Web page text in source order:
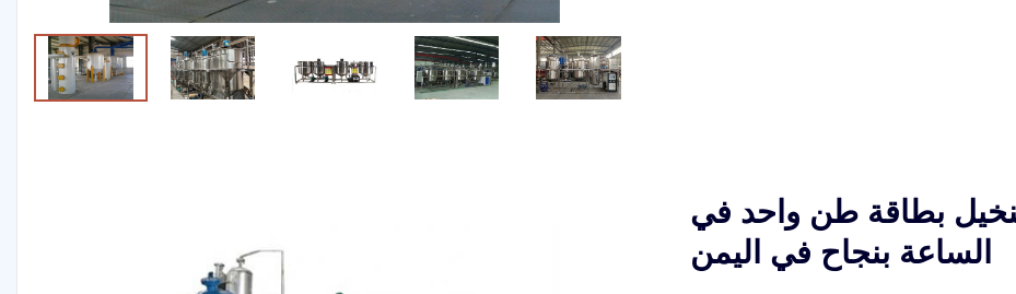
بطاقة طن واحد في
الساعة بنجاح في اليمن